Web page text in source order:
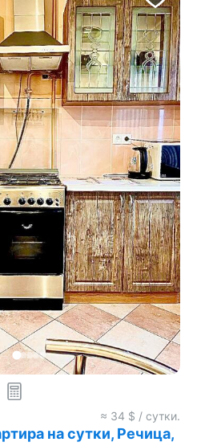
≈ 34 $ / сутки.
на сутки, Речица,